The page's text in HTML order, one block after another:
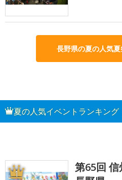
長野県の夏の人気
夏の人気イベントランキング
1
第65回